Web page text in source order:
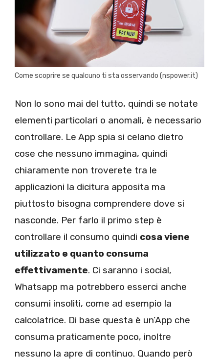
Come scoprire se qualcuno ti sta osservando (nspower.it)
Non lo sono mai del tutto, quindi se notate
elementi particolari o anomali, è necessario
controllare. Le App spia si celano dietro
cose che nessuno immagina, quindi
chiaramente non troverete tra le
applicazioni la dicitura apposita ma
piuttosto bisogna comprendere dove si
nasconde. Per farlo il primo step è
controllare il consumo quindi cosa viene
utilizzato e quanto consuma
effettivamente. Ci saranno i social,
Whatsapp ma potrebbero esserci anche
consumi insoliti, come ad esempio la
calcolatrice. Di base questa è un’App che
consuma praticamente poco, inoltre
nessuno la apre di continuo. Quando però